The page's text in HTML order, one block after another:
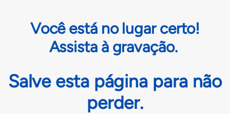
Você está no lugar certo!
Assista à gravação.
Salve esta página para não
perder.